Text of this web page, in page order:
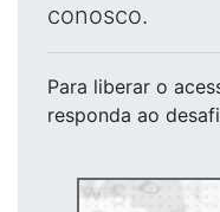
conosco.
Para liberar o
responda ao